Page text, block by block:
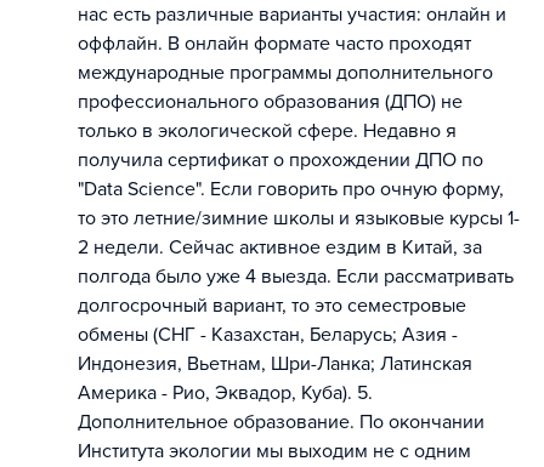
нас есть различные варианты участия: онлайн и
оффлайн. В онлайн формате часто проходят
международные программы дополнительного
профессионального образования (ДПО) не
только в экологической сфере. Недавно я
получила сертификат о прохождении ДПО по
"Data Science". Если говорить про очную форму,
то это летние/зимние школы и языковые курсы 1-
2 недели. Сейчас активное ездим в Китай, за
полгода было уже 4 выезда. Если рассматривать
долгосрочный вариант, то это семестровые
обмены (СНГ - Казахстан, Беларусь; Азия -
Индонезия, Вьетнам, Шри-Ланка; Латинская
Америка - Рио, Эквадор, Куба). 5.
Дополнительное образование. По окончании
Института экологии мы выходим не с одним